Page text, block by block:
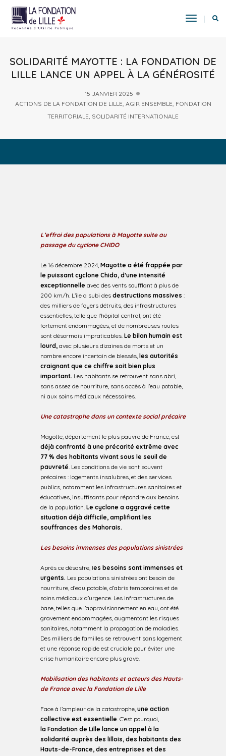
Toggle
SOLIDARITÉ MAYOTTE : LA FONDATION DE
LILLE LANCE UN APPEL À LA GÉNÉROSITÉ
15 JANVIER 2025
ACTIONS DE LA FONDATION DE LILLE, AGIR ENSEMBLE, FONDATION
TERRITORIALE, SOLIDARITÉ INTERNATIONALE
L’effroi des populations à Mayotte suite au
passage du cyclone CHIDO
Le 16 décembre 2024, Mayotte a été frappée par
le puissant cyclone Chido, d’une intensité
exceptionnelle avec des vents soufflant à plus de
200 km/h. L’île a subi des destructions massives :
des milliers de foyers détruits, des infrastructures
essentielles, telle que l’hôpital central, ont été
fortement endommagées, et de nombreuses routes
sont désormais impraticables. Le bilan humain est
lourd, avec plusieurs dizaines de morts et un
nombre encore incertain de blessés, les autorités
craignant que ce chiffre soit bien plus
important. Les habitants se retrouvent sans abri,
sans assez de nourriture, sans accès à l’eau potable,
ni aux soins médicaux nécessaires.
Une catastrophe dans un contexte social précaire
Mayotte, département le plus pauvre de France, est
déjà confronté à une précarité extrême avec
77 % des habitants vivant sous le seuil de
pauvreté. Les conditions de vie sont souvent
précaires : logements insalubres, et des services
publics, notamment les infrastructures sanitaires et
éducatives, insuffisants pour répondre aux besoins
de la population. Le cyclone a aggravé cette
situation déjà difficile, amplifiant les
souffrances des Mahorais.
Les besoins immenses des populations sinistrées
Après ce désastre, les besoins sont immenses et
urgents. Les populations sinistrées ont besoin de
nourriture, d’eau potable, d’abris temporaires et de
soins médicaux d’urgence. Les infrastructures de
base, telles que l’approvisionnement en eau, ont été
gravement endommagées, augmentant les risques
sanitaires, notamment la propagation de maladies.
Des milliers de familles se retrouvent sans logement
et une réponse rapide est cruciale pour éviter une
crise humanitaire encore plus grave.
Mobilisation des habitants et acteurs des Hauts-
de France avec la Fondation de Lille
Face à l’ampleur de la catastrophe, une action
collective est essentielle. C’est pourquoi,
la Fondation de Lille lance un appel à la
solidarité auprès des lillois, des habitants des
Hauts-de-France, des entreprises et des